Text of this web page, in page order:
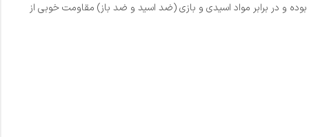
و در برابر مواد اسیدی و بازی (ضد اسید و ضد باز) مقاومت خوبی از